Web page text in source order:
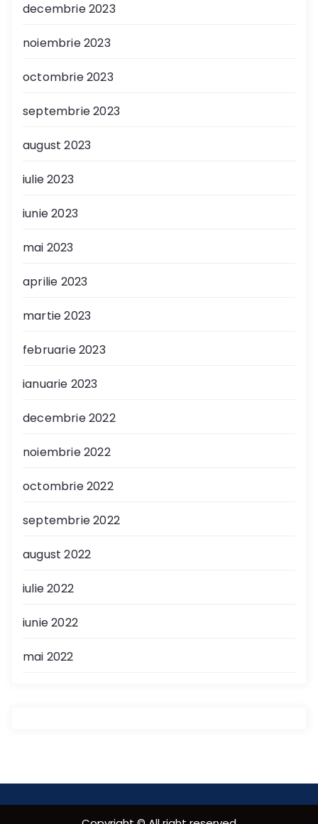
decembrie 2023
noiembrie 2023
octombrie 2023
septembrie 2023
august 2023
iulie 2023
iunie 2023
mai 2023
aprilie 2023
martie 2023
februarie 2023
ianuarie 2023
decembrie 2022
noiembrie 2022
octombrie 2022
septembrie 2022
august 2022
iulie 2022
iunie 2022
mai 2022